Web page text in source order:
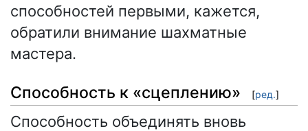
способностей первыми, кажется,
обратили внимание шахматные
мастера.
Способность к «сцеплению» [ред.]
Способность объединять вновь